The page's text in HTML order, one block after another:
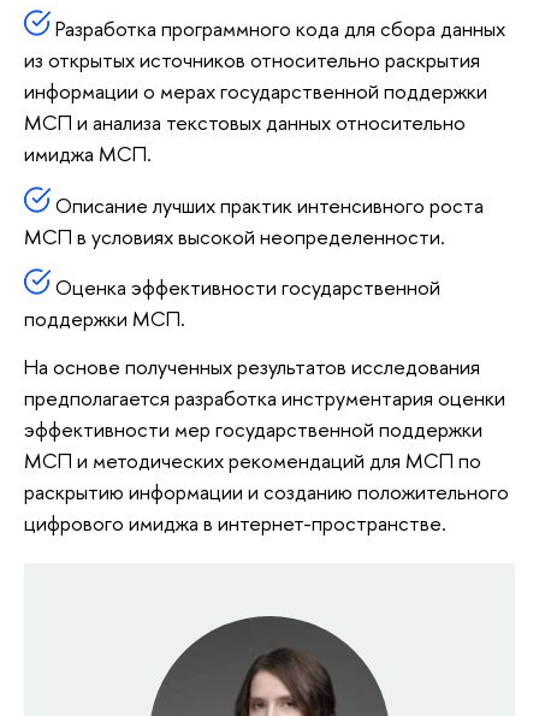
Разработка программного кода для сбора данных
из открытых источников относительно раскрытия
информации о мерах государственной поддержки
МСП и анализа текстовых данных относительно
имиджа МСП.
Описание лучших практик интенсивного роста
МСП в условиях высокой неопределенности.
Оценка эффективности государственной
поддержки МСП.
На основе полученных результатов исследования
предполагается разработка инструментария оценки
эффективности мер государственной поддержки
МСП и методических рекомендаций для МСП по
раскрытию информации и созданию положительного
цифрового имиджа в интернет-пространстве.